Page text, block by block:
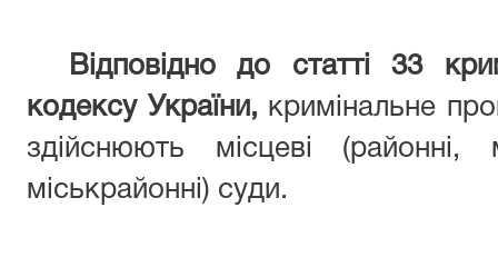
Відповідно до статті 33
кодексу України, кримінальне
здійснюють місцеві (районні,
міськрайонні) суди.